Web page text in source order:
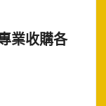
業收購各